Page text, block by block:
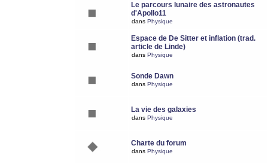
Le parcours lunaire des astronautes
d'Apollo11
dans Physique
Espace de De Sitter et inflation (trad.
article de Linde)
dans Physique
Sonde Dawn
dans Physique
La vie des galaxies
dans Physique
Charte du forum
dans Physique